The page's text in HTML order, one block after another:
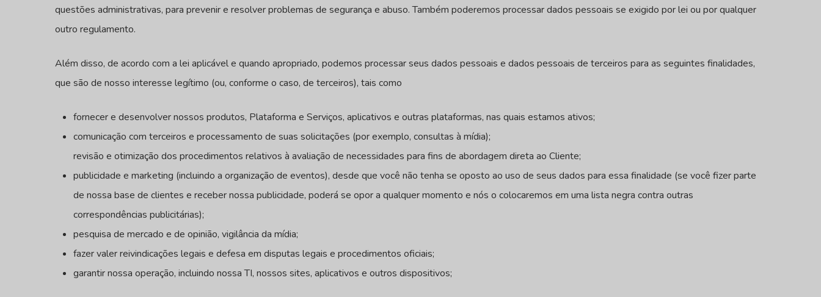
questões administrativas, para prevenir e resolver problemas de segurança e abuso. Também poderemos processar dados pessoais se exigido por lei ou por qualquer
outro regulamento.
Além disso, de acordo com a lei aplicável e quando apropriado, podemos processar seus dados pessoais e dados pessoais de terceiros para as seguintes finalidades,
que são de nosso interesse legítimo (ou, conforme o caso, de terceiros), tais como
fornecer e desenvolver nossos produtos, Plataforma e Serviços, aplicativos e outras plataformas, nas quais estamos ativos;
comunicação com terceiros e processamento de suas solicitações (por exemplo, consultas à mídia);
revisão e otimização dos procedimentos relativos à avaliação de necessidades para fins de abordagem direta ao Cliente;
publicidade e marketing (incluindo a organização de eventos), desde que você não tenha se oposto ao uso de seus dados para essa finalidade (se você fizer parte
de nossa base de clientes e receber nossa publicidade, poderá se opor a qualquer momento e nós o colocaremos em uma lista negra contra outras
correspondências publicitárias);
pesquisa de mercado e de opinião, vigilância da mídia;
fazer valer reivindicações legais e defesa em disputas legais e procedimentos oficiais;
garantir nossa operação, incluindo nossa TI, nossos sites, aplicativos e outros dispositivos;